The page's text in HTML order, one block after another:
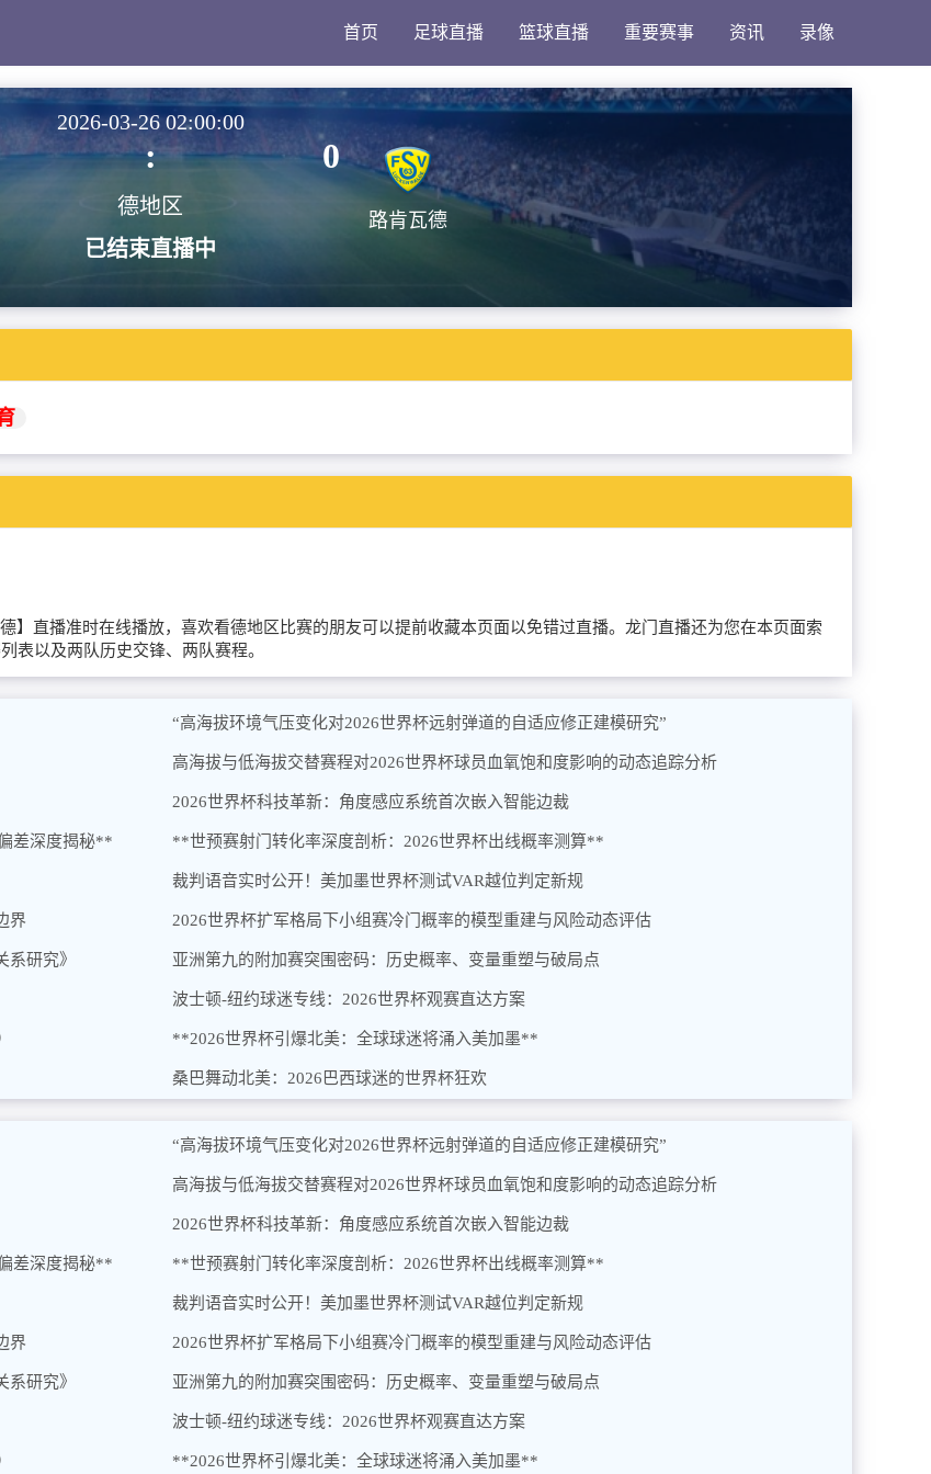
首页 足球直播 篮球直播 重要赛事 资讯 录像
2026-03-26 02:00:00
: 0
德地区
已结束直播中
路肯瓦德
】直播准时在线播放，喜欢看德地区比赛的朋友可以提前收藏本页面以免错过直播。龙门直播还为您在本页面索
表以及两队历史交锋、两队赛程。
差深度揭秘**
界
研究》
“高海拔环境气压变化对2026世界杯远射弹道的自适应修正建模研究”
高海拔与低海拔交替赛程对2026世界杯球员血氧饱和度影响的动态追踪分析
2026世界杯科技革新：角度感应系统首次嵌入智能边裁
**世预赛射门转化率深度剖析：2026世界杯出线概率测算**
裁判语音实时公开！美加墨世界杯测试VAR越位判定新规
2026世界杯扩军格局下小组赛冷门概率的模型重建与风险动态评估
亚洲第九的附加赛突围密码：历史概率、变量重塑与破局点
波士顿-纽约球迷专线：2026世界杯观赛直达方案
**2026世界杯引爆北美：全球球迷将涌入美加墨**
桑巴舞动北美：2026巴西球迷的世界杯狂欢
差深度揭秘**
界
研究》
“高海拔环境气压变化对2026世界杯远射弹道的自适应修正建模研究”
高海拔与低海拔交替赛程对2026世界杯球员血氧饱和度影响的动态追踪分析
2026世界杯科技革新：角度感应系统首次嵌入智能边裁
**世预赛射门转化率深度剖析：2026世界杯出线概率测算**
裁判语音实时公开！美加墨世界杯测试VAR越位判定新规
2026世界杯扩军格局下小组赛冷门概率的模型重建与风险动态评估
亚洲第九的附加赛突围密码：历史概率、变量重塑与破局点
波士顿-纽约球迷专线：2026世界杯观赛直达方案
**2026世界杯引爆北美：全球球迷将涌入美加墨**